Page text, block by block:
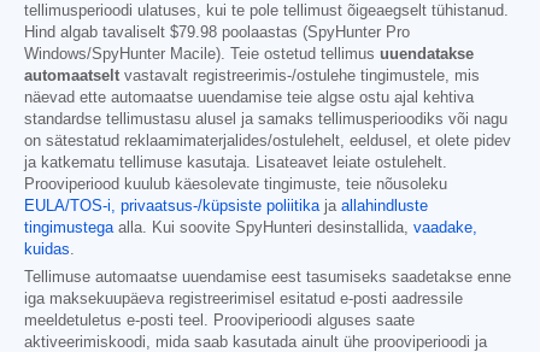
tellimusperioodi ulatuses, kui te pole tellimust õigeaegselt tühistanud.
Hind algab tavaliselt $79.98 poolaastas (SpyHunter Pro
Windows/SpyHunter Macile). Teie ostetud tellimus uuendatakse
automaatselt vastavalt registreerimis-/ostulehe tingimustele, mis
näevad ette automaatse uuendamise teie algse ostu ajal kehtiva
standardse tellimustasu alusel ja samaks tellimusperioodiks või nagu
on sätestatud reklaamimaterjalides/ostulehelt, eeldusel, et olete pidev
ja katkematu tellimuse kasutaja. Lisateavet leiate ostulehelt.
Prooviperiood kuulub käesolevate tingimuste, teie nõusoleku
EULA/TOS-i,
privaatsus-/küpsiste poliitika ja allahindluste
tingimustega alla. Kui soovite SpyHunteri desinstallida, vaadake,
kuidas
Tellimuse automaatse uuendamise eest tasumiseks saadetakse enne
iga maksekuupäeva registreerimisel esitatud e-posti aadressile
meeldetuletus e-posti teel. Prooviperioodi alguses saate
aktiveerimiskoodi, mida saab kasutada ainult ühe prooviperioodi ja